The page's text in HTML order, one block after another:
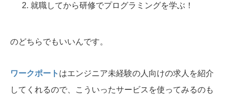
就職してから研修でプログラミングを学ぶ！
のどちらでもいいんです。
ワークポート はエンジニア未経験の人向けの求人を紹介
してくれるので、こういったサービスを使ってみるのも